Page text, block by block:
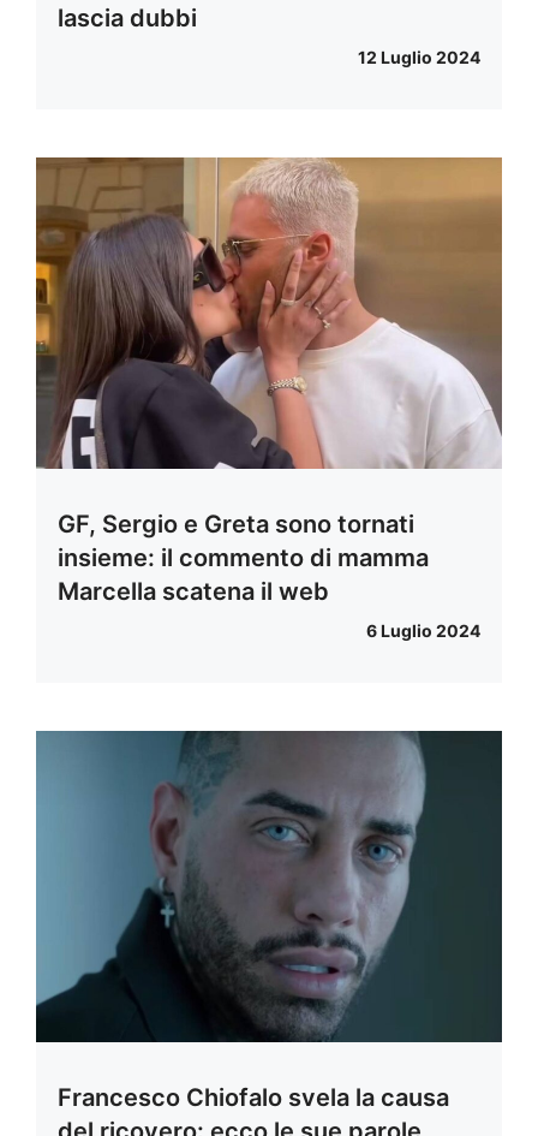
lascia dubbi
12 Luglio 2024
GF, Sergio e Greta sono tornati
insieme: il commento di mamma
Marcella scatena il web
6 Luglio 2024
Francesco Chiofalo svela la causa